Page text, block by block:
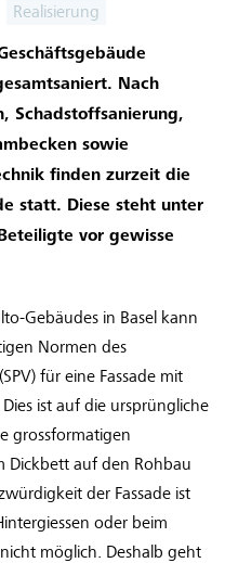
Realisierung
Nach
Schadstoffsanierung,
sowie
finden zurzeit die
statt. Diese steht unter
vor gewisse
Gebäudes in Basel kann
Normen des
für eine Fassade mit
ist auf die ursprüngliche
grossformatigen
Dickbett auf den Rohbau
der Fassade ist
oder beim
möglich. Deshalb geht